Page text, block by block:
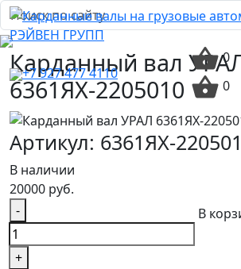
+7 927 477 4110
0
0
Карданный вал
6361ЯХ-2205010
Артикул: 6361ЯХ-
В наличии
20000 руб.
-
+
В